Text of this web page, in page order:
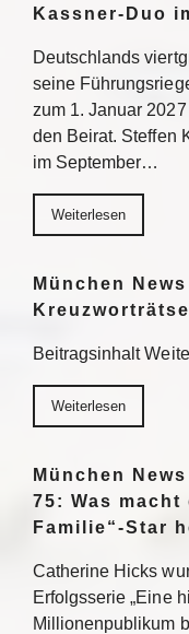
Kassner-Duo
Deutschlands
seine
zum 1. Januar
den Beirat. Steffen
im September…
Weiterlesen
München
Beitragsinhalt
Weiterlesen
München
75: Was
Familie“-Star
Catherine Hicks
Erfolgsserie „Eine
Millionenpublikum